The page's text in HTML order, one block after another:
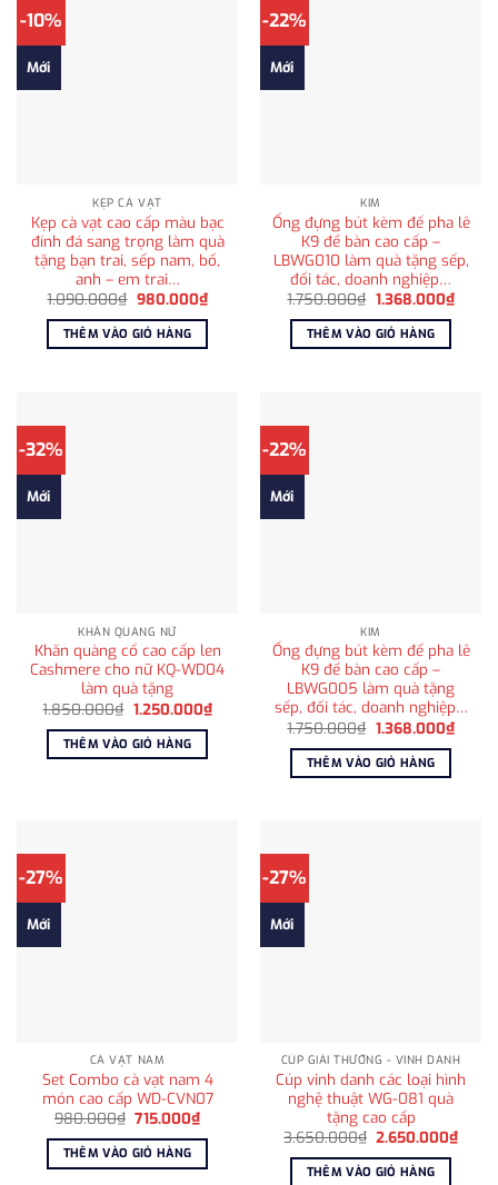
-10%
Mới
KẸP CÀ VẠT
Kẹp cà vạt cao cấp màu bạc
đính đá sang trọng làm quà
tặng bạn trai, sếp nam, bố,
anh – em trai…
1.090.000₫ Giá
là:
1.090.000₫.
980.000₫Giá
hiện
980.000₫.
THÊM VÀO GIỎ HÀNG
-22%
Mới
KIM
Ống đựng bút kèm đế pha lê
K9 để bàn cao cấp –
LBWG010 làm quà tặng sếp,
đối tác, doanh nghiệp…
1.750.000₫ Giá
là:
1.750.000₫.
1.368.000₫Giá
hiện
THÊM VÀO GIỎ HÀNG
-32%
Mới
KHĂN QUÀNG NỮ
Khăn quàng cổ cao cấp len
Cashmere cho nữ KQ-WD04
làm quà tặng
1.850.000₫ Giá
là:
1.850.000₫.
1.250.000₫Giá
hiện
THÊM VÀO GIỎ HÀNG
-22%
Mới
KIM
Ống đựng bút kèm đế pha lê
K9 để bàn cao cấp –
LBWG005 làm quà tặng
sếp, đối tác, doanh nghiệp…
1.750.000₫ Giá
là:
1.750.000₫.
1.368.000₫Giá
hiện
THÊM VÀO GIỎ HÀNG
-27%
Mới
CÀ VẠT NAM
Set Combo cà vạt nam 4
món cao cấp WD-CVN07
980.000₫ Giá
là:
980.000₫.
715.000₫Giá
tại
715.000₫.
THÊM VÀO GIỎ HÀNG
-27%
Mới
CÚP GIẢI THƯỞNG - VINH DANH
Cúp vinh danh các loại hình
nghệ thuật WG-081 quà
tặng cao cấp
3.650.000₫ Giá
là:
3.650.000₫.
2.650.000₫Giá
THÊM VÀO GIỎ HÀNG